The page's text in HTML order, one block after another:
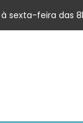
sexta-feira das